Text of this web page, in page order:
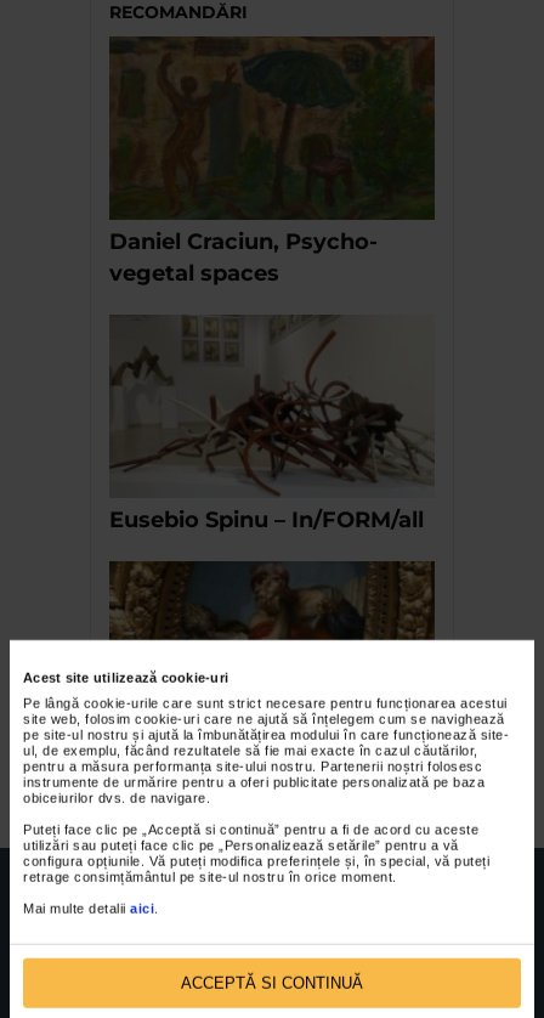
Acest site utilizează cookie-uri
Pe lângă cookie-urile care sunt strict necesare pentru funcționarea acestui
site web, folosim cookie-uri care ne ajută să înțelegem cum se navighează
pe site-ul nostru și ajută la îmbunătățirea modului în care funcționează site-
ul, de exemplu, făcând rezultatele să fie mai exacte în cazul căutărilor,
pentru a măsura performanța site-ului nostru. Partenerii noștri folosesc
instrumente de urmărire pentru a oferi publicitate personalizată pe baza
obiceiurilor dvs. de navigare.
Puteți face clic pe „Acceptă si continuă” pentru a fi de acord cu aceste
utilizări sau puteți face clic pe „Personalizează setările” pentru a vă
configura opțiunile. Vă puteți modifica preferințele și, în special, vă puteți
retrage consimțământul pe site-ul nostru în orice moment.
Mai multe detalii aici
ACCEPTĂ SI CONTINUĂ
RECOMANDĂRI
Daniel Craciun, Psycho-
vegetal spaces
Eusebio Spinu – In/FORM/all
Palatul Dogilor II
FUNDATIA FILDAS ARTNr inreg registrul special: 4 PJ/ 29.01.2013
Cod fiscal: 9164384Sediu social: Str. Delfinului, Nr. 6, parter Bl. 42,
Sc. 4, Ap. 197, Sector 2